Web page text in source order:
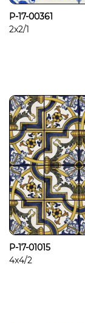
P-17-00361
2x2/1
P-17-01015
4x4/2